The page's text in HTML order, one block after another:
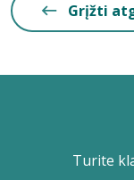
Grįžti
Turite